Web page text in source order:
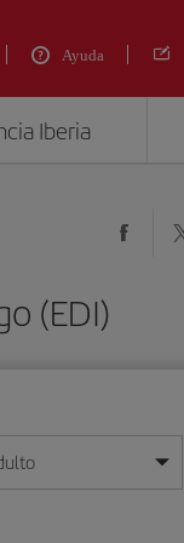
Ayuda
Iberia
(EDI)
mes/año